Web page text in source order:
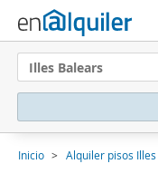
Illes Balears
Inicio Alquiler pisos